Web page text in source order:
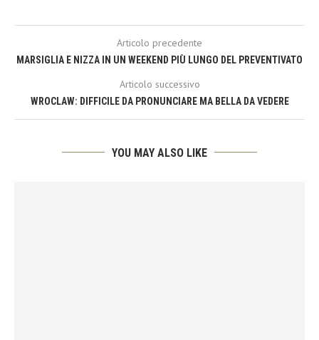
Articolo precedente
MARSIGLIA E NIZZA IN UN WEEKEND PIÙ LUNGO DEL PREVENTIVATO
Articolo successivo
WROCLAW: DIFFICILE DA PRONUNCIARE MA BELLA DA VEDERE
YOU MAY ALSO LIKE